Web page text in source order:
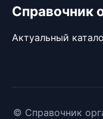
Справочник
Актуальный
© Справочник